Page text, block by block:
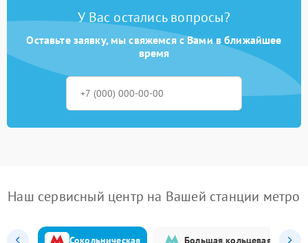
У Вас остались вопросы?
Оставьте заявку, мы свяжемся с Вами в ближайшее
время
Наш сервисный центр на Вашей станции метро
Сокольническая Большая кольцевая